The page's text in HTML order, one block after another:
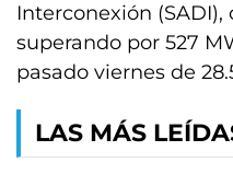
Interconexión (SADI),
superando por 527
pasado viernes de
LAS MÁS